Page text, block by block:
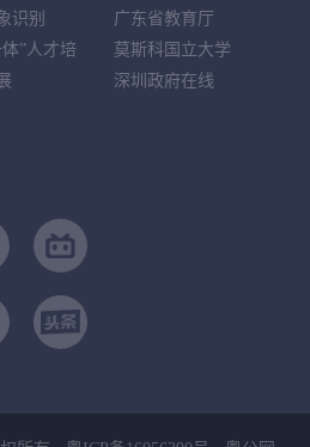
识别
”人才培
广东省教育厅
莫斯科国立大学
深圳政府在线